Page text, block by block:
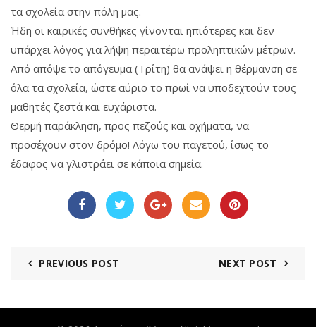
τα σχολεία στην πόλη μας.
Ήδη οι καιρικές συνθήκες γίνονται ηπιότερες και δεν
υπάρχει λόγος για λήψη περαιτέρω προληπτικών μέτρων.
Από απόψε το απόγευμα (Τρίτη) θα ανάψει η θέρμανση σε
όλα τα σχολεία, ώστε αύριο το πρωί να υποδεχτούν τους
μαθητές ζεστά και ευχάριστα.
Θερμή παράκληση, προς πεζούς και οχήματα, να
προσέχουν στον δρόμο! Λόγω του παγετού, ίσως το
έδαφος να γλιστράει σε κάποια σημεία.
PREVIOUS POST NEXT POST